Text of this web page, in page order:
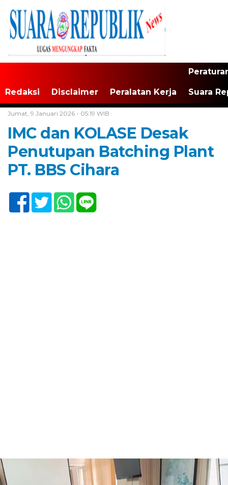
Redaksi Disclaimer Peralatan Kerja Suara
Jumat, 9 Januari 2026 - 05:19 WIB
IMC dan KOLASE Desak
Penutupan Batching Plant
PT. BBS Cihara